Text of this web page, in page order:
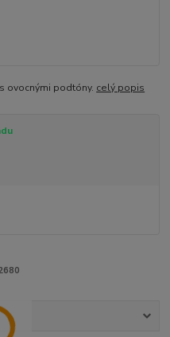
ovocnými podtóny. celý popis